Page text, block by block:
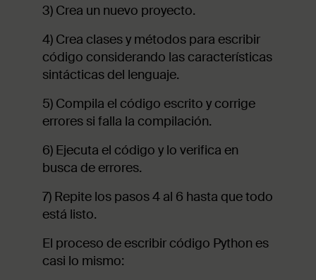
3) Crea un nuevo proyecto.
4) Crea clases y métodos para escribir
código considerando las características
sintácticas del lenguaje.
5) Compila el código escrito y corrige
errores si falla la compilación.
6) Ejecuta el código y lo verifica en
busca de errores.
7) Repite los pasos 4 al 6 hasta que todo
está listo.
El proceso de escribir código Python es
casi lo mismo: